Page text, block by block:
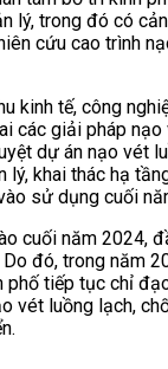
lý, trong đó có
cứu cao trình
kinh tế, công
các giải pháp
dự án nạo vét
khai thác hạ
sử dụng cuối
cuối năm 2024,
đó, trong năm
phố tiếp tục chỉ
vét luồng lạch,